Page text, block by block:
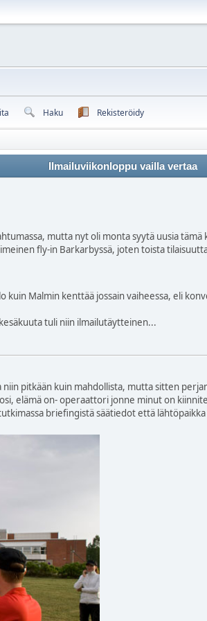
Haku Rekisteröidy
Ilmailuviikonloppu vailla vertaa
mutta nyt oli monta syytä uusia
fly-in Barkarbyssä, joten toista
Malmin kenttää jossain vaiheessa, eli
tuli niin ilmailutäytteinen...
pitkään kuin mahdollista, mutta sitten
elämä on- operaattori jonne minut on
briefingistä säätiedot että